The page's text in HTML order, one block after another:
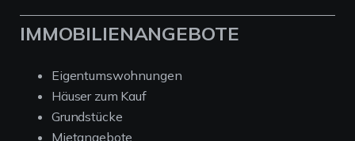
IMMOBILIENANGEBOTE
Eigentumswohnungen
Häuser zum Kauf
Grundstücke
Mietangebote